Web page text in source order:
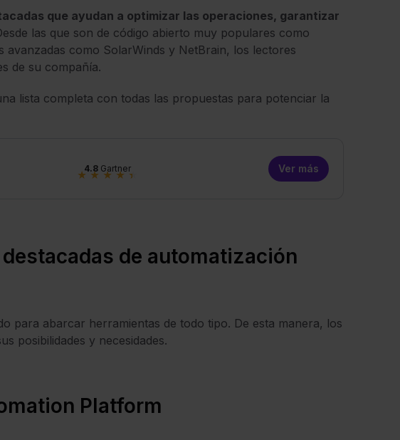
que ayudan a optimizar las operaciones, garantizar
las que son de código abierto muy populares como
como SolarWinds y NetBrain, los lectores
de su compañía.
lista completa con todas las propuestas para potenciar la
4.8 Gartner
★ ★ ★ ★ ★
Ver más
de automatización
para abarcar herramientas de todo tipo. De esta manera, los
posibilidades y necesidades.
Platform